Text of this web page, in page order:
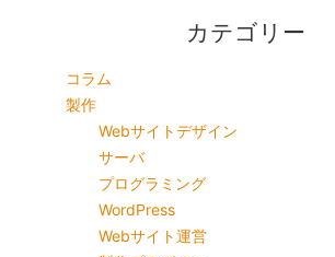
カテゴリー
コラム
製作
Webサイトデザイン
サーバ
プログラミング
WordPress
Webサイト運営